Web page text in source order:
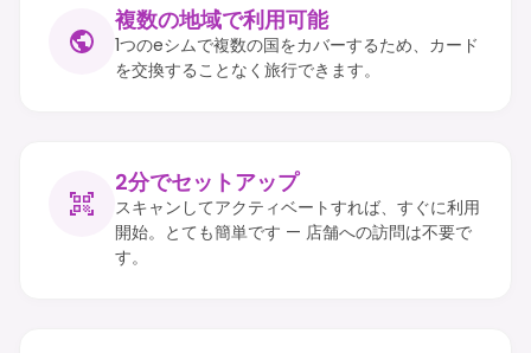
複数の地域で利用可能
1つのeシムで複数の国をカバーするため、カード
を交換することなく旅行できます。
2分でセットアップ
スキャンしてアクティベートすれば、すぐに利用
開始。とても簡単です — 店舗への訪問は不要で
す。